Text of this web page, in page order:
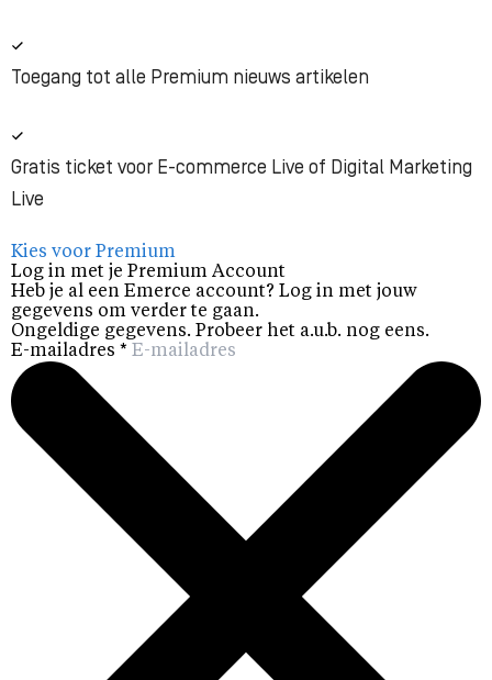
Toegang tot alle Premium nieuws artikelen
Gratis ticket voor E-commerce Live of Digital Marketing
Live
Kies voor Premium
Log in met je Premium Account
Heb je al een Emerce account? Log in met jouw
gegevens om verder te gaan.
Ongeldige gegevens. Probeer het a.u.b. nog eens.
E-mailadres *